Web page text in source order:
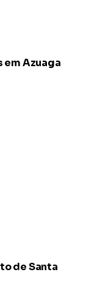
em Azuaga
de Santa